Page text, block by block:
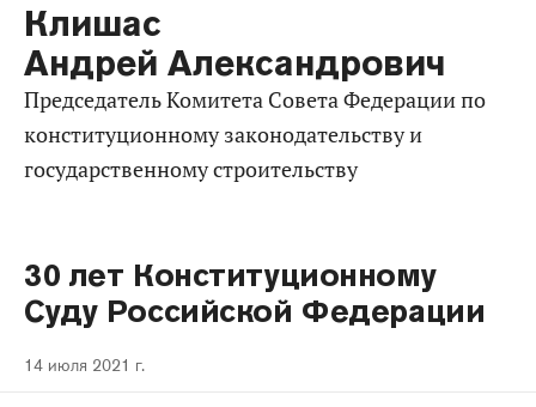
Клишас
Андрей Александрович
Председатель Комитета Совета Федерации по
конституционному законодательству и
государственному строительству
30 лет Конституционному
Суду Российской Федерации
14 июля 2021 г.